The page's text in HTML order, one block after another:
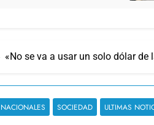
«No se va a usar un solo dólar de
NACIONALES SOCIEDAD ULTIMAS